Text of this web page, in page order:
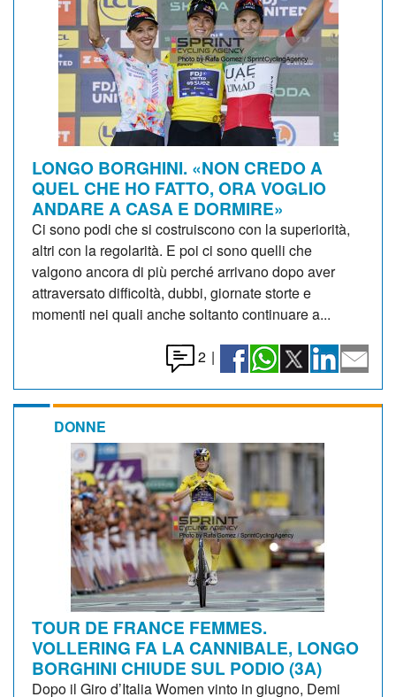
LONGO BORGHINI. «NON CREDO A
QUEL CHE HO FATTO, ORA VOGLIO
ANDARE A CASA E DORMIRE»
Ci sono podi che si costruiscono con la superiorità,
altri con la regolarità. E poi ci sono quelli che
valgono ancora di più perché arrivano dopo aver
attraversato difficoltà, dubbi, giornate storte e
momenti nei quali anche soltanto continuare a...
2 |
DONNE
TOUR DE FRANCE FEMMES.
VOLLERING FA LA CANNIBALE, LONGO
BORGHINI CHIUDE SUL PODIO (3A)
Dopo il Giro d’Italia Women vinto in giugno, Demi